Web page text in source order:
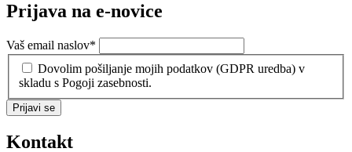
Prijava na e-novice
Vaš email naslov*
Dovolim pošiljanje mojih podatkov (GDPR uredba) v
skladu s Pogoji zasebnosti.
Prijavi se
Kontakt